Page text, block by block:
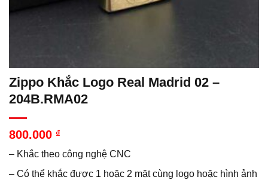
Zippo Khắc Logo Real Madrid 02 –
204B.RMA02
800.000 ₫
– Khắc theo công nghệ CNC
– Có thể khắc được 1 hoặc 2 mặt cùng logo hoặc hình ảnh